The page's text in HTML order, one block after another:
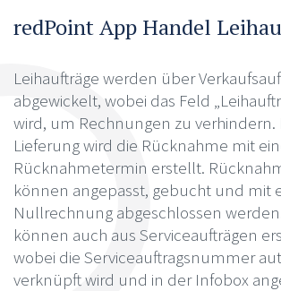
redPoint App Handel
Leihaufträge werden über
abgewickelt, wobei das Feld
wird, um Rechnungen zu verhindern.
Lieferung wird die Rücknahme mit
Rücknahmetermin erstellt.
können angepasst, gebucht und mit
Nullrechnung abgeschlossen
können auch aus Serviceaufträgen
wobei die Serviceauftragsnummer
verknüpft wird und in der Infobox